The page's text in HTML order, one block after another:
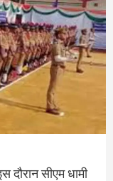
सीएम धामी